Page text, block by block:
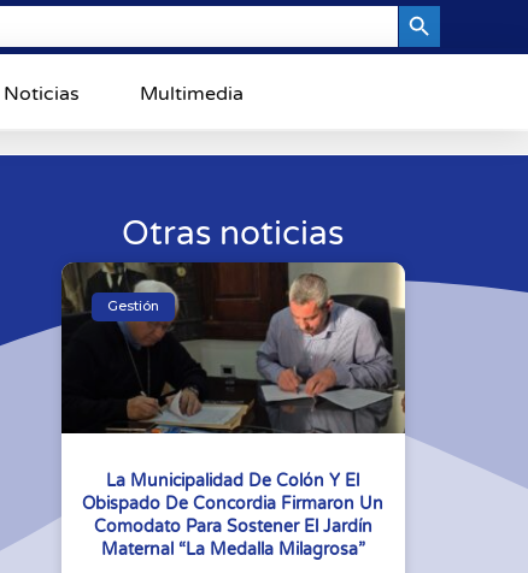
Noticias Multimedia
Otras noticias
Gestión
La Municipalidad De Colón Y El
Obispado De Concordia Firmaron Un
Comodato Para Sostener El Jardín
Maternal “La Medalla Milagrosa”